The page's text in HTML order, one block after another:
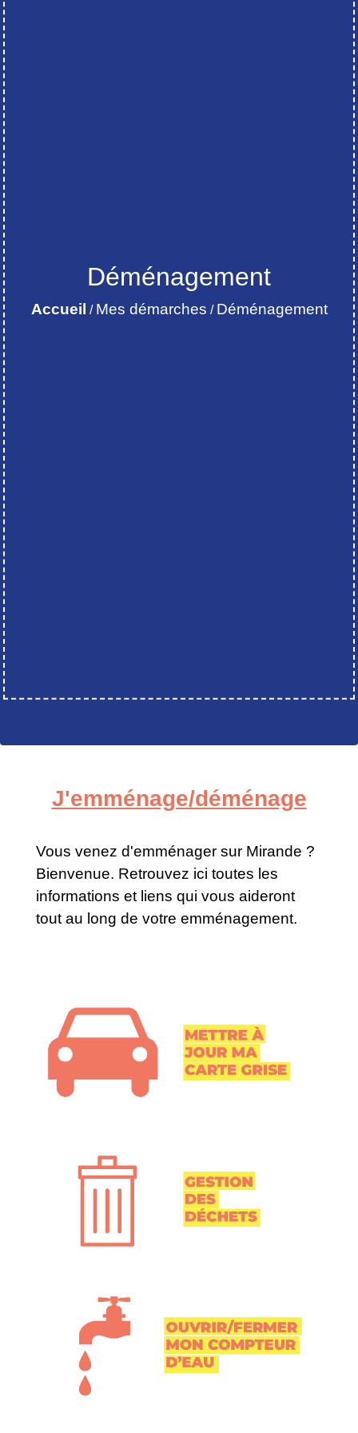
Déménagement
Accueil / Mes démarches / Déménagement
J'emménage/déménage
Vous venez d'emménager sur Mirande ?
Bienvenue. Retrouvez ici toutes les
informations et liens qui vous aideront
tout au long de votre emménagement.